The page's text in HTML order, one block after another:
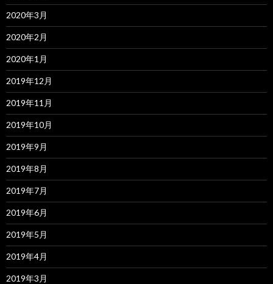
2020年3月
2020年2月
2020年1月
2019年12月
2019年11月
2019年10月
2019年9月
2019年8月
2019年7月
2019年6月
2019年5月
2019年4月
2019年3月